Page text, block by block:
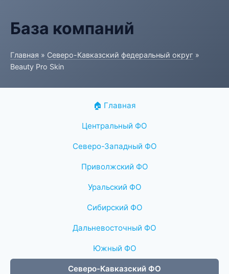
База компаний
Главная » Северо-Кавказский федеральный округ »
Beauty Pro Skin
🏠 Главная
Центральный ФО
Северо-Западный ФО
Приволжский ФО
Уральский ФО
Сибирский ФО
Дальневосточный ФО
Южный ФО
Северо-Кавказский ФО